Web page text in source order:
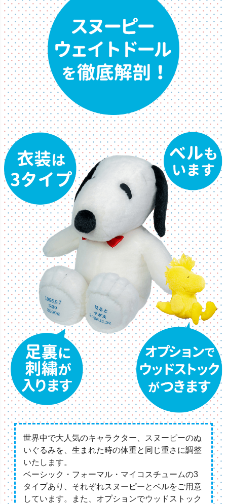
世界中で大人気のキャラクター、スヌーピーのぬ
いぐるみを、生まれた時の体重と同じ重さに調整
いたします。
ベーシック・フォーマル・マイコスチュームの3
タイプあり、それぞれスヌーピーとベルをご用意
しています。また、オプションでウッドストック